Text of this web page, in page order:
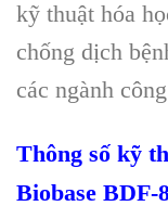
kỹ thuật hóa h
chống dịch
các ngành
Thông số kỹ
Biobase BDF-